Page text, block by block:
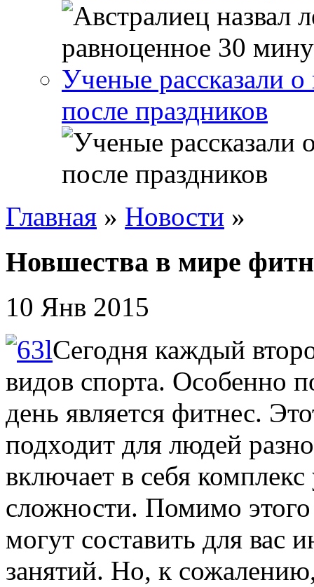
Ученые рассказали о
после праздников
Главная » Новости »
Новшества в мире
10 Янв 2015
Сегодня каждый
видов спорта. Особенно
день является фитнес.
подходит для людей
включает в себя
сложности. Помимо
могут составить для вас
занятий. Но, к